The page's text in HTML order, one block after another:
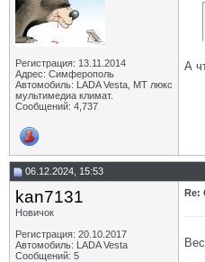
Регистрация: 13.11.2014
Адрес: Симферополь
Автомобиль: LADA Vesta, МТ люкс
мультимедиа климат.
Сообщений: 4,737
А
06.12.2024, 15:53
kan7131
Новичок
Регистрация: 20.10.2017
Автомобиль: LADA Vesta
Сообщений: 5
Re: